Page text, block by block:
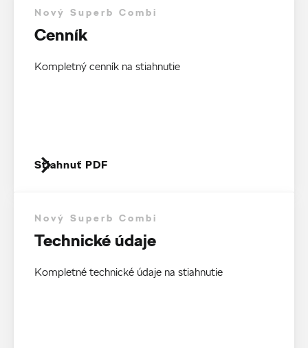
Nový Superb Combi
Cenník
Kompletný cenník na stiahnutie
Stiahnuť PDF
Nový Superb Combi
Technické údaje
Kompletné technické údaje na stiahnutie